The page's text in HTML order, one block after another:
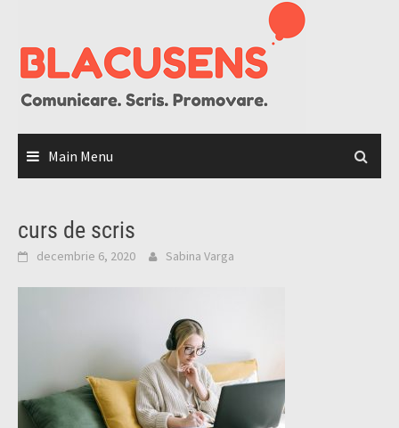
content
Main Menu
curs de scris
decembrie 6, 2020 Sabina Varga